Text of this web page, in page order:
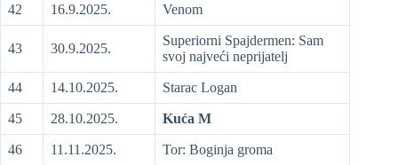
42 16.9.2025. Venom
43 30.9.2025.
Superiorni Spajdermen: Sam
svoj najveći neprijatelj
44 14.10.2025. Starac Logan
45 28.10.2025. Kuća M
46 11.11.2025. Tor: Boginja groma